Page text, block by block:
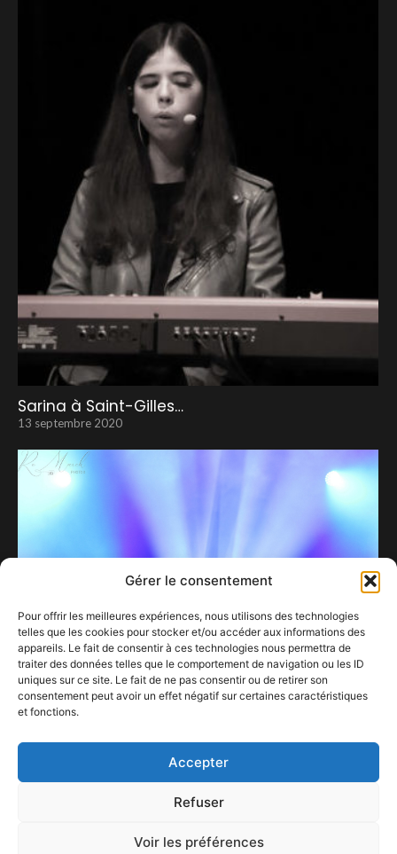
Gérer le consentement
Pour offrir les meilleures expériences, nous utilisons des technologies
telles que les cookies pour stocker et/ou accéder aux informations des
appareils. Le fait de consentir à ces technologies nous permettra de
traiter des données telles que le comportement de navigation ou les ID
uniques sur ce site. Le fait de ne pas consentir ou de retirer son
consentement peut avoir un effet négatif sur certaines caractéristiques
et fonctions.
Accepter
Refuser
Voir les préférences
Sarina à Saint-Gilles…
13 septembre 2020
The Avener, la discrétion au service de
14 septembre 2025